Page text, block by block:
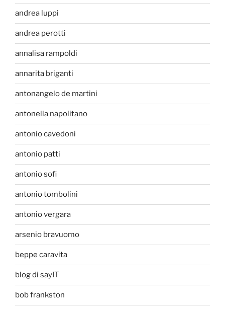
andrea luppi
andrea perotti
annalisa rampoldi
annarita briganti
antonangelo de martini
antonella napolitano
antonio cavedoni
antonio patti
antonio sofi
antonio tombolini
antonio vergara
arsenio bravuomo
beppe caravita
blog di sayIT
bob frankston